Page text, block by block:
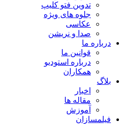
تدوین فتو کلیپ
جلوه های ویژه
عکاسی
صدا و نریشن
درباره ما
قوانین ما
درباره استودیو
همکاران
بلاگ
اخبار
مقاله ها
آموزش
فیلمسازان